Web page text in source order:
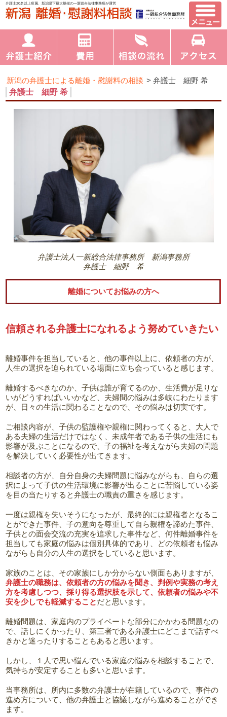
弁護士20名以上所属、新潟県下最大規模の一新総合法律事務所が運営
新潟の弁護士による離婚・慰謝料の相談 >弁護士 細野 希
弁護士 細野 希
弁護士法人一新総合法律事務所
新潟事務所
弁護士 細野 希
離婚についてお悩みの方へ
信頼される弁護士になれるよう努めていきたい
離婚事件を担当していると、他の事件以上に、依頼者の方が、
人生の選択を迫られている場面に立ち会っていると感じます。
離婚するべきなのか、子供は誰が育てるのか、生活費が足りな
いがどうすればいいかなど、夫婦間の悩みは多岐にわたります
が、日々の生活に関わることなので、その悩みは切実です。
ご相談内容が、子供の監護権や親権に関わってくると、大人で
ある夫婦の生活だけではなく、未成年者である子供の生活にも
影響が及ぶことになるので、子の福祉を考えながら夫婦の問題
を解決していく必要性が出てきます。
相談者の方が、自分自身の夫婦問題に悩みながらも、自らの選
択によって子供の生活環境に影響が出ることに苦悩している姿
を目の当たりすると弁護士の職責の重さを感じます。
一度は親権を失いそうになったが、最終的には親権者となるこ
とができた事件、子の意向を尊重して自ら親権を諦めた事件、
子供との面会交流の充実を追求した事件など、何件離婚事件を
担当しても家庭の悩みは個別具体的であり、どの依頼者も悩み
ながらも自分の人生の選択をしていると思います。
家族のことは、その家族にしか分からない側面もありますが、
弁護士の職務は、依頼者の方の悩みを聞き、判例や実務の考え
方を考慮しつつ、採り得る選択肢を示して、依頼者の悩みや不
安を少しでも軽減することだと思います。
離婚問題は、家庭内のプライベートな部分にかかわる問題なの
で、話しにくかったり、第三者である弁護士にどこまで話すべ
きかと迷ったりすることもあると思います。
しかし、１人で思い悩んでいる家庭の悩みを相談することで、
気持ちが安定することも多いと思います。
当事務所は、所内に多数の弁護士が在籍しているので、事件の
進め方について、他の弁護士と協議しながら進めることができ
ます。